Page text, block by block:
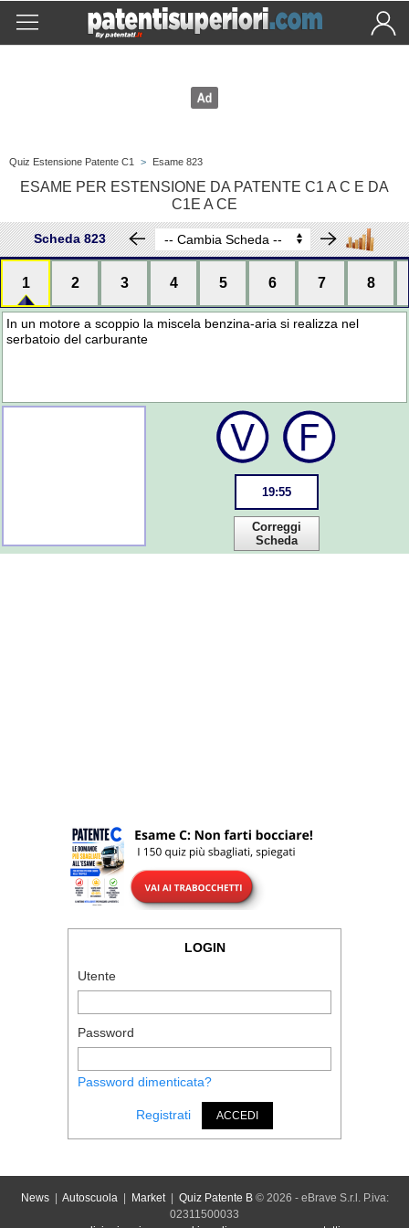
Quiz Estensione Patente C1 > Esame 823
ESAME PER ESTENSIONE DA PATENTE C1 A C E DA
C1E A CE
Scheda 823
1 2 3 4 5 6 7 8
In un motore a scoppio la miscela benzina-aria si realizza nel
serbatoio del carburante
19:55
Correggi
Scheda
LOGIN
Utente
Password
Password dimenticata?
Registrati ACCEDI
News| Autoscuola| Market| Quiz Patente B© 2026 - eBrave S.r.l. P.iva:
02311500033